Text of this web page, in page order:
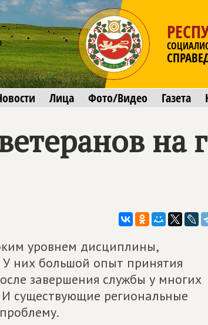
Лица Фото/Видео Газета
на
уровнем дисциплины,
У них большой опыт принятия
завершения службы у многих
существующие региональные